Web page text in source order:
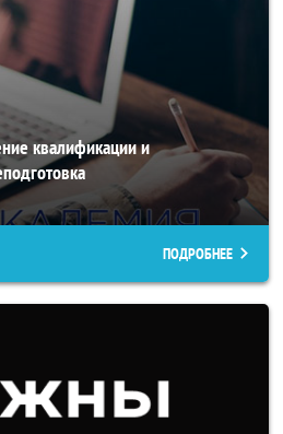
квалификации и
ПОДРОБНЕЕ